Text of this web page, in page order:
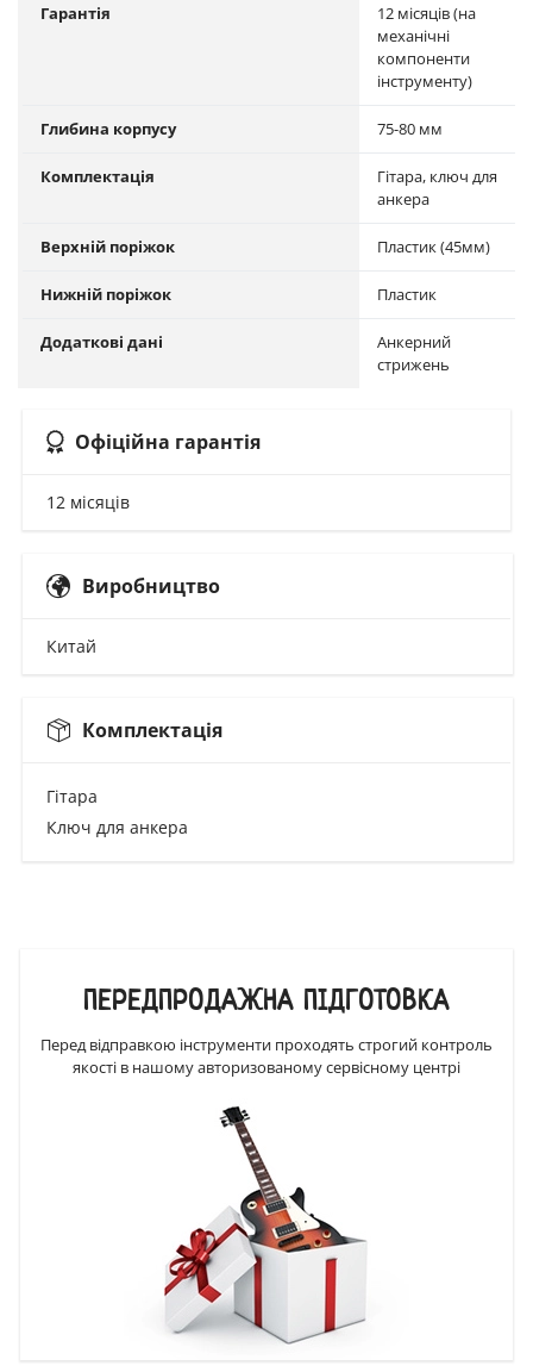
Гарантія
12 місяців (на
механічні
компоненти
інструменту)
Глибина корпусу 75-80 мм
Комплектація
Гітара, ключ для
анкера
Верхній поріжок Пластик (45мм)
Нижній поріжок Пластик
Додаткові дані
Анкерний
стрижень
Офіційна гарантія
12 місяців
Виробництво
Китай
Комплектація
Гітара
Ключ для анкера
ПЕРЕДПРОДАЖНА ПІДГОТОВКА
Перед відправкою інструменти проходять строгий контроль
якості в нашому авторизованому сервісному центрі